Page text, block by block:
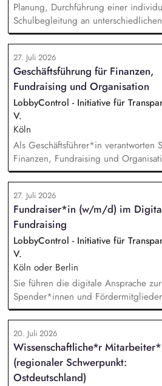
Planung, Durchführung einer
Schulbegleitung an
(Grundschulen und
Unterstützung eines:einer
Pausenzeiten, Beziehungs- und
gemeinsames Erarbeiten von
den Lehrer:innen und
Selbstständigkeit und Teilhabe zu
27. Juli 2026
Geschäftsführung für Finanzen,
Fundraising und Organisation
LobbyControl - Initiative für
V.
Köln
Als Geschäftsführer*in verantworten
Finanzen, Fundraising und
für die Finanzplanung, das
des Rechnungswesens. Sie leiten
entwickeln eine nachhaltige
verantwortlich für das
Steuerung von Prozessen zur
27. Juli 2026
Fundraiser*in (w/m/d) im
Fundraising
LobbyControl - Initiative für
V.
Köln oder Berlin
Sie führen die digitale Ansprache
Spender*innen und
weiter. Sie sind verantwortlich für
steuern diese ganzheitlich -
Zielgruppensegmentierung und
bis hin zur technischen Abwicklung
kontinuierlichen Optimierung und
20. Juli 2026
Wissenschaftliche*r
(regionaler Schwerpunkt:
Ostdeutschland)